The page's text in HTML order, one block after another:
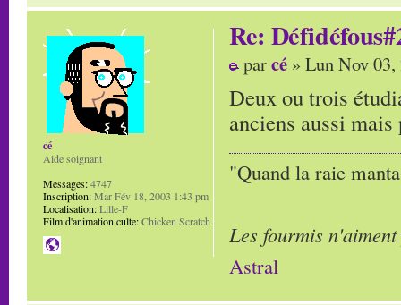
Re:
parcé » Lun Nov
Deux ou trois
anciens aussi mais
"Quand la raie
Les fourmis
Astral
cé
Aide soignant
Messages:4747
Inscription:Mar Fév 18, 2003 1:43 pm
Localisation:Lille-F
Film d'animation culte:Chicken Scratch